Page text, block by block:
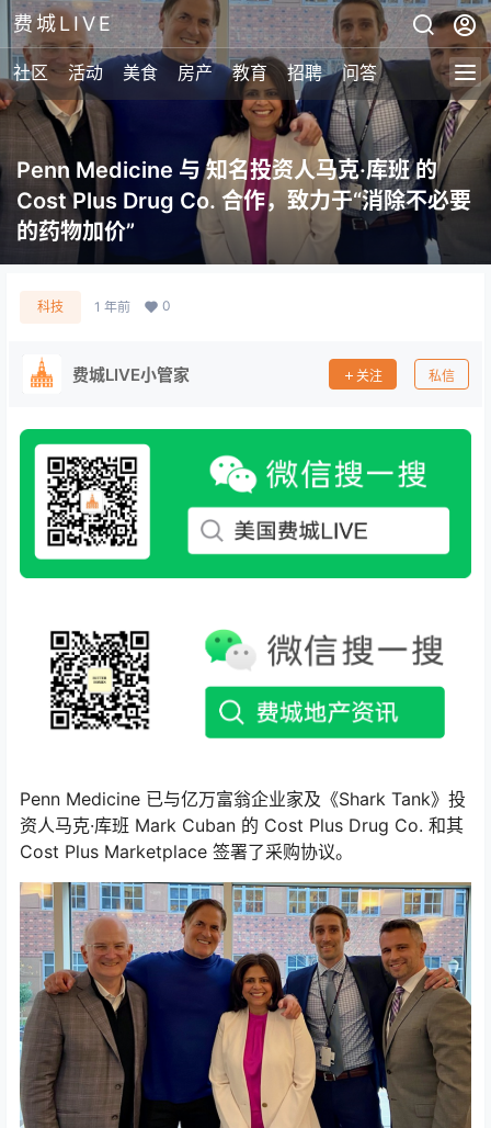
费城LIVE
社区 活动 美食 房产 教育 招聘 问答
Penn Medicine 与 知名投资人马克·库班 的
Cost Plus Drug Co. 合作，致力于“消除不必要
的药物加价”
科技 1 年前 0
费城LIVE小管家 关注 私信
Penn Medicine 已与亿万富翁企业家及《Shark Tank》投
资人马克·库班 Mark Cuban 的 Cost Plus Drug Co. 和其
Cost Plus Marketplace 签署了采购协议。